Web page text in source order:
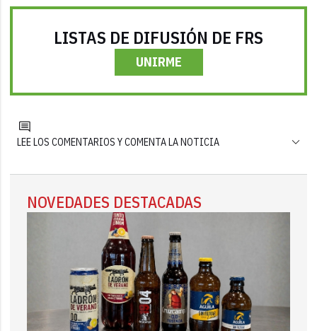
LISTAS DE DIFUSIÓN DE FRS
UNIRME
LEE LOS COMENTARIOS Y COMENTA LA NOTICIA
NOVEDADES DESTACADAS